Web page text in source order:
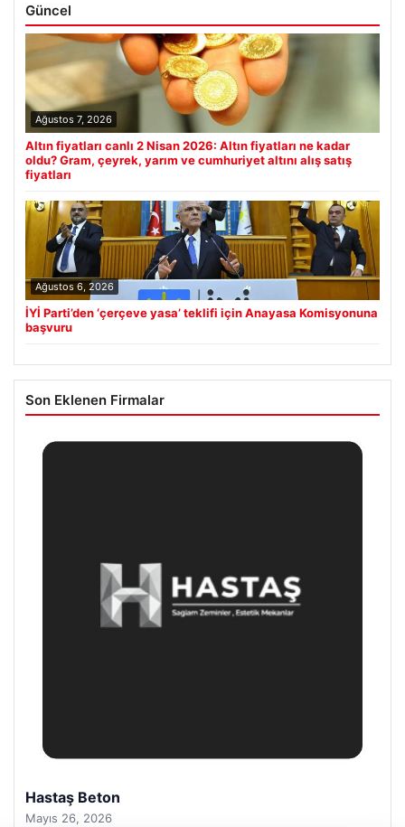
Güncel
Ağustos 7, 2026
Altın fiyatları canlı 2 Nisan 2026: Altın fiyatları ne kadar
oldu? Gram, çeyrek, yarım ve cumhuriyet altını alış satış
fiyatları
Ağustos 6, 2026
İYİ Parti’den ‘çerçeve yasa’ teklifi için Anayasa Komisyonuna
başvuru
Son Eklenen Firmalar
Prenses Night Club
Nisan 29, 2026